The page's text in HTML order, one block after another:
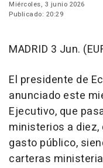
Miércoles, 3 junio 2026
Publicado: 20:29
MADRID 3 Jun.
El presidente de
anunciado este
Ejecutivo, que
ministerios a
gasto público,
carteras